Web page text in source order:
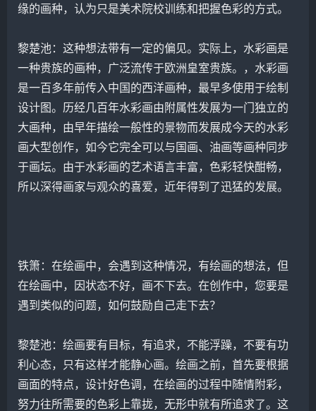
缘的画种，认为只是美术院校训练和把握色彩的方式。
黎楚池：这种想法带有一定的偏见。实际上，水彩画是
一种贵族的画种，广泛流传于欧洲皇室贵族。，水彩画
是一百多年前传入中国的西洋画种，最早多使用于绘制
设计图。历经几百年水彩画由附属性发展为一门独立的
大画种，由早年描绘一般性的景物而发展成今天的水彩
画大型创作，如今它完全可以与国画、油画等画种同步
于画坛。由于水彩画的艺术语言丰富，色彩轻快酣畅，
所以深得画家与观众的喜爱，近年得到了迅猛的发展。
铁箫：在绘画中，会遇到这种情况，有绘画的想法，但
在绘画中，因状态不好，画不下去。在创作中，您要是
遇到类似的问题，如何鼓励自己走下去？
黎楚池：绘画要有目标，有追求，不能浮躁，不要有功
利心态，只有这样才能静心画。绘画之前，首先要根据
画面的特点，设计好色调，在绘画的过程中随情附彩，
努力往所需要的色彩上靠拢，无形中就有所追求了。这